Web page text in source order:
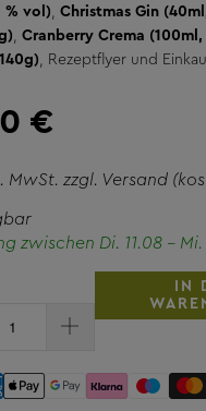
% vol), Christmas Gin
, Cranberry Crema (100ml,
, Rezeptflyer und
€
MwSt. zzgl. Versand
zwischen Di. 11.08 - Mi.
IN